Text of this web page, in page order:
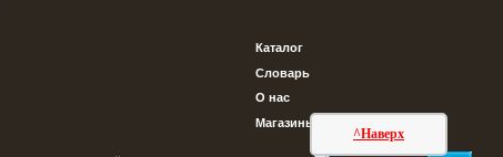
^Наверх
Каталог
Словарь
О нас
Магазины